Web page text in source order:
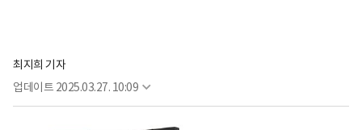
최지희 기자
업데이트 2025.03.27. 10:09